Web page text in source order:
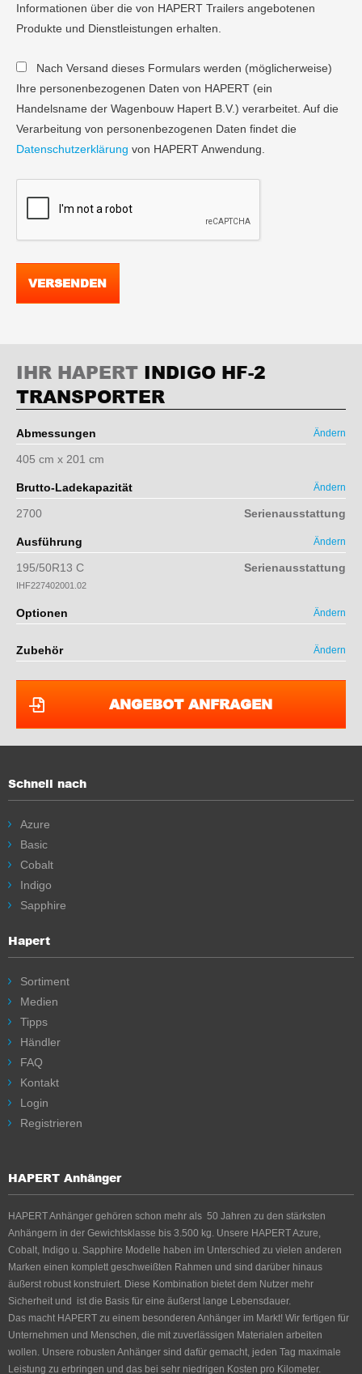
Informationen über die von HAPERT Trailers angebotenen
Produkte und Dienstleistungen erhalten.
Nach Versand dieses Formulars werden (möglicherweise)
Ihre personenbezogenen Daten von HAPERT (ein
Handelsname der Wagenbouw Hapert B.V.) verarbeitet. Auf die
Verarbeitung von personenbezogenen Daten findet die
Datenschutzerklärung von HAPERT Anwendung.
VERSENDEN
IHR HAPERT INDIGO HF-2
TRANSPORTER
Abmessungen Ändern
405 cm x 201 cm
Brutto-Ladekapazität Ändern
2700 Serienausstattung
Ausführung Ändern
Serienausstattung
195/50R13 C
IHF227402001.02
Optionen Ändern
Zubehör Ändern
ANGEBOT ANFRAGEN
Schnell nach
Azure
Basic
Cobalt
Indigo
Sapphire
Hapert
Sortiment
Medien
Tipps
Händler
FAQ
Kontakt
Login
Registrieren
HAPERT Anhänger
HAPERT Anhänger gehören schon mehr als 50 Jahren zu den stärksten
Anhängern in der Gewichtsklasse bis 3.500 kg. Unsere HAPERT Azure,
Cobalt, Indigo u. Sapphire Modelle haben im Unterschied zu vielen anderen
Marken einen komplett geschweißten Rahmen und sind darüber hinaus
äußerst robust konstruiert. Diese Kombination bietet dem Nutzer mehr
Sicherheit und ist die Basis für eine äußerst lange Lebensdauer.
Das macht HAPERT zu einem besonderen Anhänger im Markt! Wir fertigen für
Unternehmen und Menschen, die mit zuverlässigen Materialen arbeiten
wollen. Unsere robusten Anhänger sind dafür gemacht, jeden Tag maximale
Leistung zu erbringen und das bei sehr niedrigen Kosten pro Kilometer.